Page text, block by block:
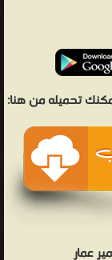
تحميله من هنا:
عمار